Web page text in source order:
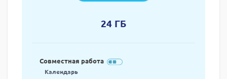
24 ГБ
Совместная работа
Календарь